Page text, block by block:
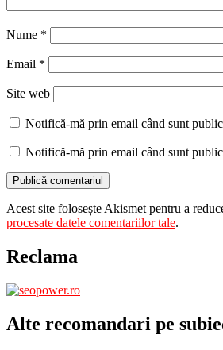
Nume *
Email *
Site web
Notifică-mă prin email când sunt
Notifică-mă prin email când sunt
Acest site folosește Akismet pentru a
procesate datele comentariilor tale.
Reclama
Alte recomandari pe